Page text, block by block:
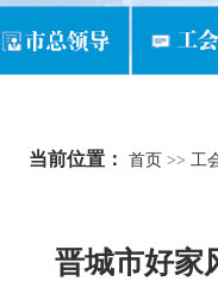
当前位置： 首页 >> 工
晋城市好家